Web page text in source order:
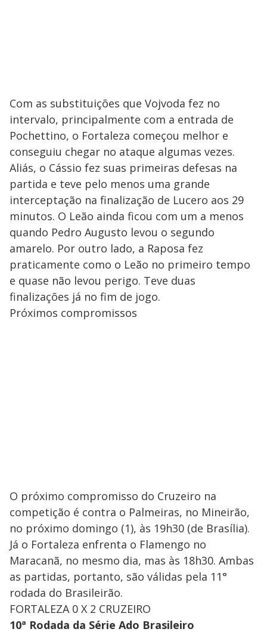
Com as substituições que Vojvoda fez no
intervalo, principalmente com a entrada de
Pochettino, o Fortaleza começou melhor e
conseguiu chegar no ataque algumas vezes.
Aliás, o Cássio fez suas primeiras defesas na
partida e teve pelo menos uma grande
interceptação na finalização de Lucero aos 29
minutos. O Leão ainda ficou com um a menos
quando Pedro Augusto levou o segundo
amarelo. Por outro lado, a Raposa fez
praticamente como o Leão no primeiro tempo
e quase não levou perigo. Teve duas
finalizações já no fim de jogo.
Próximos compromissos
O próximo compromisso do Cruzeiro na
competição é contra o Palmeiras, no Mineirão,
no próximo domingo (1), às 19h30 (de Brasília).
Já o Fortaleza enfrenta o Flamengo no
Maracanã, no mesmo dia, mas às 18h30. Ambas
as partidas, portanto, são válidas pela 11°
rodada do Brasileirão.
FORTALEZA 0 X 2 CRUZEIRO
10ª Rodada da Série Ado Brasileiro